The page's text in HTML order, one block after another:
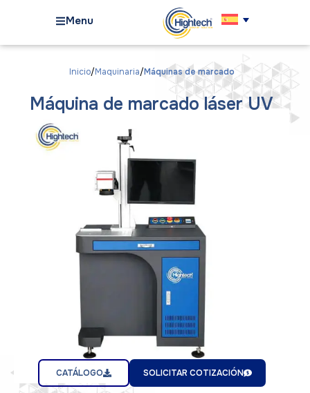
Menu
Inicio Maquinaria Máquinas de marcado
Máquina de marcado láser UV
CATÁLOGO SOLICITAR COTIZACIÓN